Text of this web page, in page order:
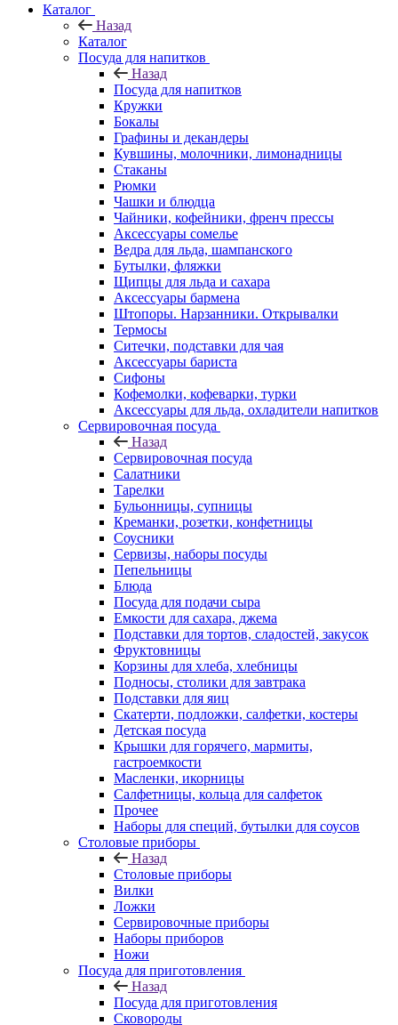
Каталог
Назад
Каталог
Посуда для напитков
Назад
Посуда для напитков
Кружки
Бокалы
Графины и декандеры
Кувшины, молочники, лимонадницы
Стаканы
Рюмки
Чашки и блюдца
Чайники, кофейники, френч прессы
Аксессуары сомелье
Ведра для льда, шампанского
Бутылки, фляжки
Щипцы для льда и сахара
Аксессуары бармена
Штопоры. Нарзанники. Открывалки
Термосы
Ситечки, подставки для чая
Аксессуары бариста
Сифоны
Кофемолки, кофеварки, турки
Аксессуары для льда, охладители напитков
Сервировочная посуда
Назад
Сервировочная посуда
Салатники
Тарелки
Бульонницы, супницы
Креманки, розетки, конфетницы
Соусники
Сервизы, наборы посуды
Пепельницы
Блюда
Посуда для подачи сыра
Емкости для сахара, джема
Подставки для тортов, сладостей, закусок
Фруктовницы
Корзины для хлеба, хлебницы
Подносы, столики для завтрака
Подставки для яиц
Скатерти, подложки, салфетки, костеры
Детская посуда
Крышки для горячего, мармиты,
гастроемкости
Масленки, икорницы
Салфетницы, кольца для салфеток
Прочее
Наборы для специй, бутылки для соусов
Столовые приборы
Назад
Столовые приборы
Вилки
Ложки
Сервировочные приборы
Наборы приборов
Ножи
Посуда для приготовления
Назад
Посуда для приготовления
Сковороды